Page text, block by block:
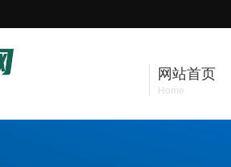
网站首页
Home